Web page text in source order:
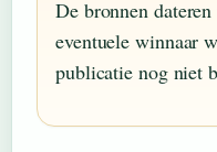
De bronnen
eventuele winnaar
publicatie nog niet